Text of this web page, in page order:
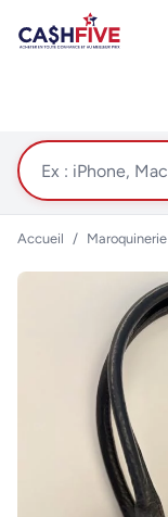
Accueil / Maroquinerie